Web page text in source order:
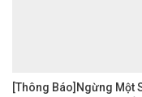
[Thông Báo]Ngừng Một